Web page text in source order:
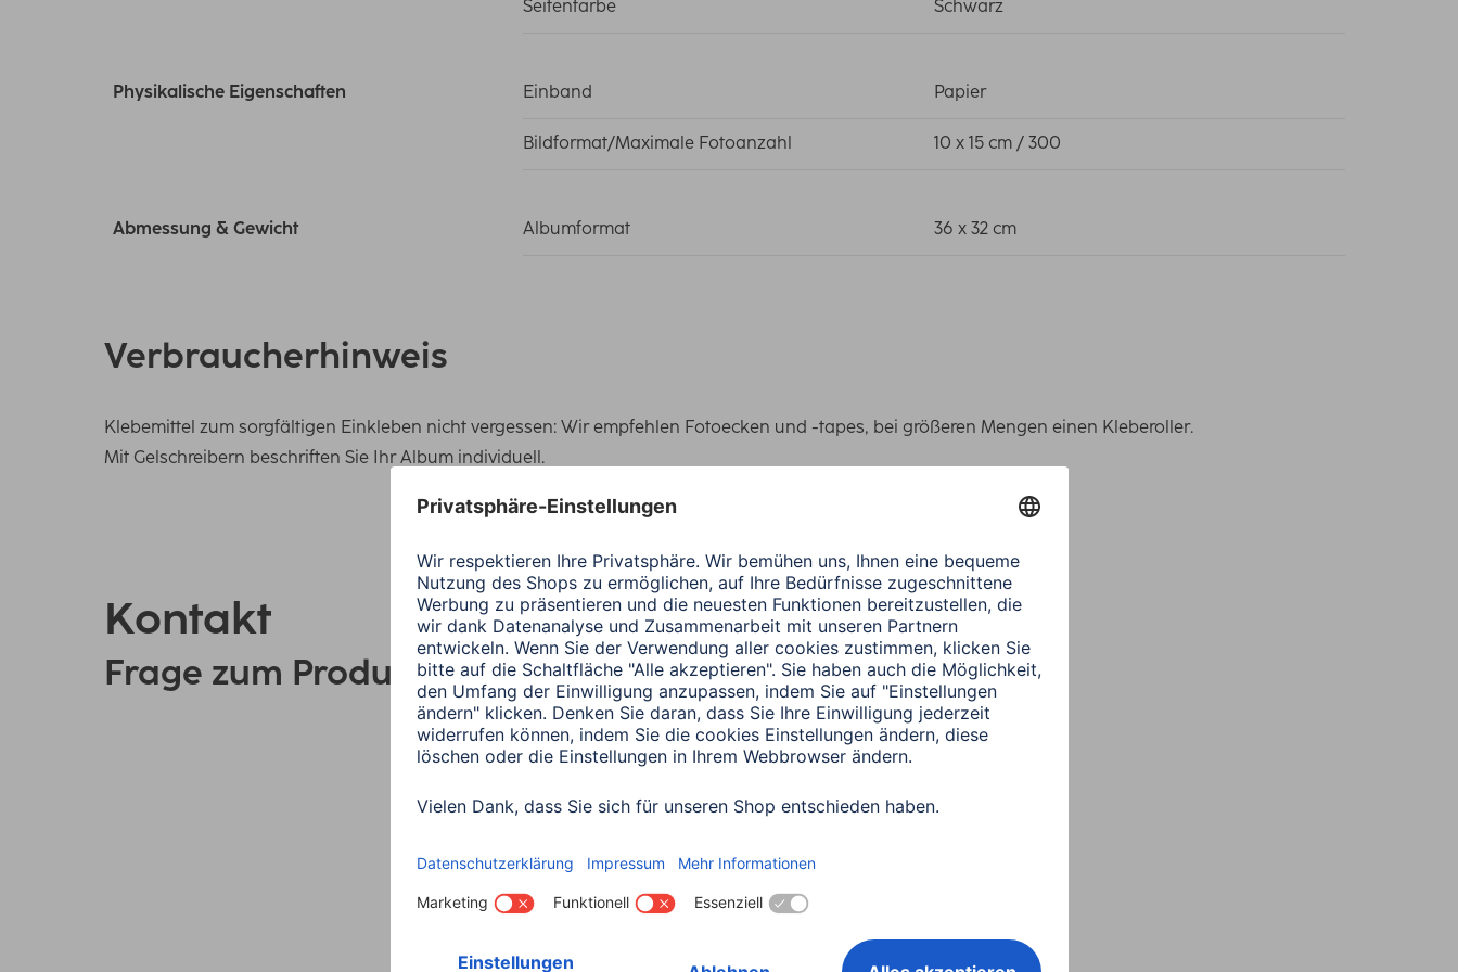
Seitenfarbe Schwarz
Physikalische Eigenschaften Einband Papier
Bildformat/Maximale Fotoanzahl 10 x 15 cm / 300
Abmessung & Gewicht Albumformat 36 x 32 cm
Verbraucherhinweis
Klebemittel zum sorgfältigen Einkleben nicht vergessen: Wir empfehlen Fotoecken und -tapes, bei größeren Mengen einen Kleberoller.
Mit Gelschreibern beschriften Sie Ihr Album individuell.
Kontakt
Frage zum Produkt?
0151 18814553